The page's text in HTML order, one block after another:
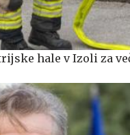
hale v Izoli za